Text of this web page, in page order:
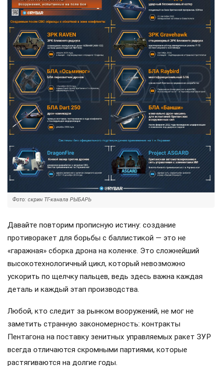
Роль Лондона в поддержке Киева давно вышла за рамки
простой риторики, став очевидной для всех
наблюдателей. Ярким примером этого стала операция в
Крынках, где британский след проявился наиболее
отчетливо. Более того, Британия фактически превратила
зону конфликта в полигон для испытаний своих
передовых военных технологий, выступая здесь главным
инициатором.
Фото: скрин ТГ-канала РЫБАРЬ
Давайте повторим прописную истину: создание